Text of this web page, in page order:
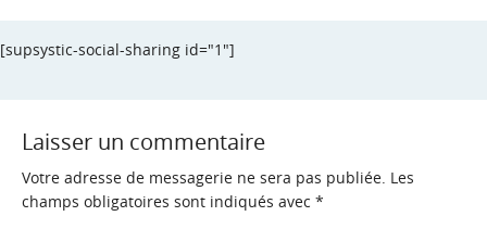
[supsystic-social-sharing id="1"]
Laisser un commentaire
Votre adresse de messagerie ne sera pas publiée. Les
champs obligatoires sont indiqués avec *